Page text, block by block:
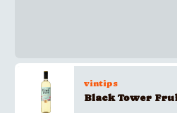
vintips
Black Tower